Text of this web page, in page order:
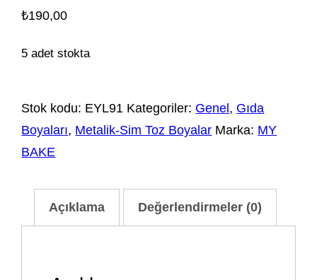
₺190,00
5 adet stokta
Stok kodu: EYL91 Kategoriler: Genel, Gıda
Boyaları, Metalik-Sim Toz Boyalar Marka: MY
BAKE
Açıklama Değerlendirmeler (0)